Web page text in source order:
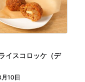
イスコロッケ（デ
10日